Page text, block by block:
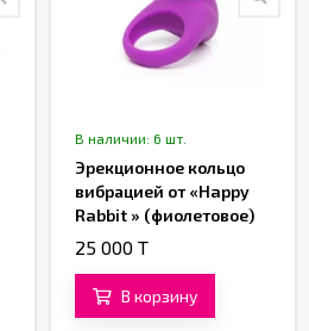
В наличии: 6 шт.
Эрекционное кольцо
вибрацией от «Happy
Rabbit » (фиолетовое)
79759549602
25 000 T
В корзину